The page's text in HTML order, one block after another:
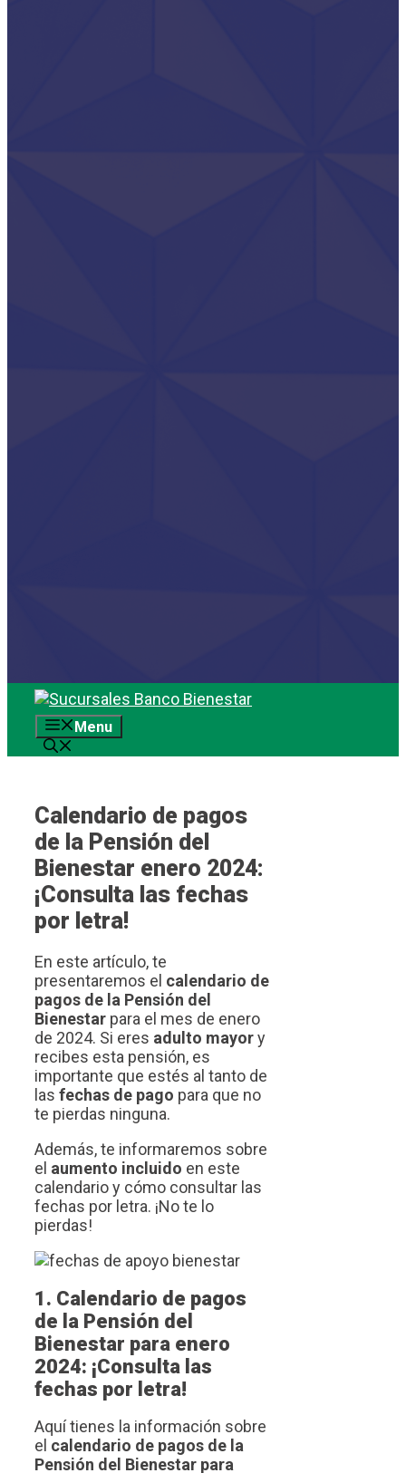
Saltar
contenidoMenu
Calendario de pagos
de la Pensión del
Bienestar enero 2024:
¡Consulta las fechas
por letra!
En este artículo, te
presentaremos el calendario de
pagos de la Pensión del
Bienestar para el mes de enero
de 2024. Si eres adulto mayory
recibes esta pensión, es
importante que estés al tanto de
las fechas de pago para que no
te pierdas ninguna.
Además, te informaremos sobre
el aumento incluido en este
calendario y cómo consultar las
fechas por letra. ¡No te lo
pierdas!
1. Calendario de pagos
de la Pensión del
Bienestar para enero
2024: ¡Consulta las
fechas por letra!
Aquí tienes la información sobre
el calendario de pagos de la
Pensión del Bienestar para